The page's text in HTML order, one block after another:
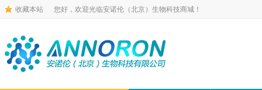
收藏本站 您好，欢迎光临安诺伦（北京）生物科技商城！